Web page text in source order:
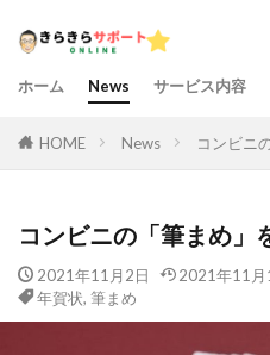
ホーム News サービス内容
HOME News コンビニ
コンビニの「筆まめ」
2021年11月2日 2021年11月
年賀状, 筆まめ